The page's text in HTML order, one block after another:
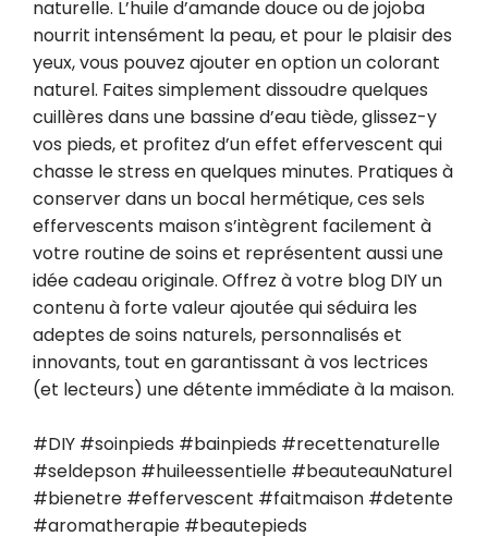
naturelle. L’huile d’amande douce ou de jojoba
nourrit intensément la peau, et pour le plaisir des
yeux, vous pouvez ajouter en option un colorant
naturel. Faites simplement dissoudre quelques
cuillères dans une bassine d’eau tiède, glissez-y
vos pieds, et profitez d’un effet effervescent qui
chasse le stress en quelques minutes. Pratiques à
conserver dans un bocal hermétique, ces sels
effervescents maison s’intègrent facilement à
votre routine de soins et représentent aussi une
idée cadeau originale. Offrez à votre blog DIY un
contenu à forte valeur ajoutée qui séduira les
adeptes de soins naturels, personnalisés et
innovants, tout en garantissant à vos lectrices
(et lecteurs) une détente immédiate à la maison.
#DIY #soinpieds #bainpieds #recettenaturelle
#seldepson #huileessentielle #beauteauNaturel
#bienetre #effervescent #faitmaison #detente
#aromatherapie #beautepieds